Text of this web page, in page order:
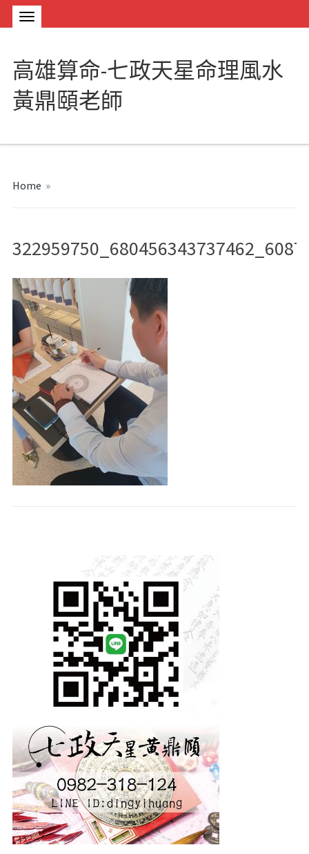
高雄算命-七政天星命理風水
黃鼎頤老師
Home »